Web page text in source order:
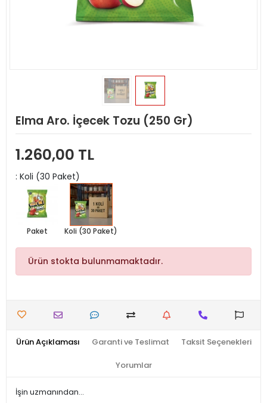
Elma Aro. İçecek Tozu (250 Gr)
1.260,00 TL
: Koli (30 Paket)
Paket Koli (30 Paket)
Ürün stokta bulunmamaktadır.
Ürün Açıklaması Garanti ve Teslimat Taksit Seçenekleri
Yorumlar
İşin uzmanından...